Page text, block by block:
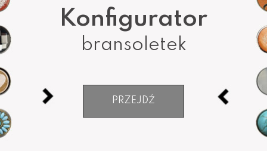
Konfigurator
bransoletek
PRZEJDŹ